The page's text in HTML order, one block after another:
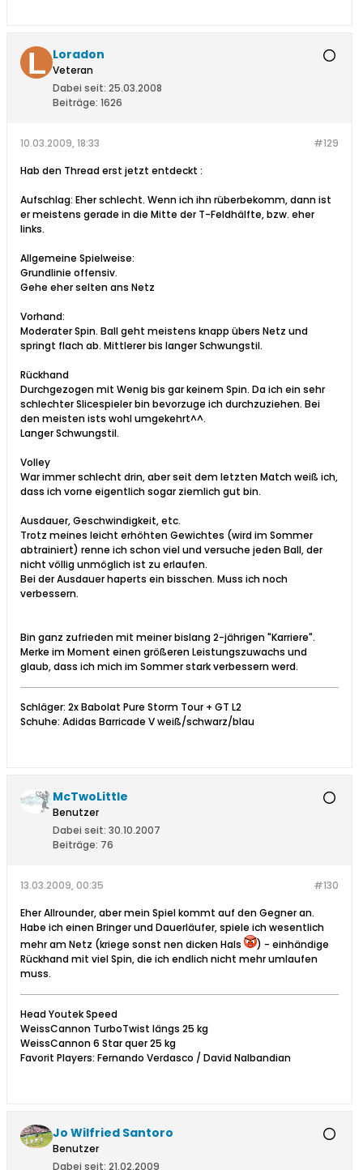
Loradon
Veteran
Dabei seit: 25.03.2008
Beiträge: 1626
#129
10.03.2009, 18:33
Hab den Thread erst jetzt entdeckt :
Aufschlag: Eher schlecht. Wenn ich ihn rüberbekomm, dann ist
er meistens gerade in die Mitte der T-Feldhälfte, bzw. eher
links.
Allgemeine Spielweise:
Grundlinie offensiv.
Gehe eher selten ans Netz
Vorhand:
Moderater Spin. Ball geht meistens knapp übers Netz und
springt flach ab. Mittlerer bis langer Schwungstil.
Rückhand
Durchgezogen mit Wenig bis gar keinem Spin. Da ich ein sehr
schlechter Slicespieler bin bevorzuge ich durchzuziehen. Bei
den meisten ists wohl umgekehrt^^.
Langer Schwungstil.
Volley
War immer schlecht drin, aber seit dem letzten Match weiß ich,
dass ich vorne eigentlich sogar ziemlich gut bin.
Ausdauer, Geschwindigkeit, etc.
Trotz meines leicht erhöhten Gewichtes (wird im Sommer
abtrainiert) renne ich schon viel und versuche jeden Ball, der
nicht völlig unmöglich ist zu erlaufen.
Bei der Ausdauer haperts ein bisschen. Muss ich noch
verbessern.
Bin ganz zufrieden mit meiner bislang 2-jährigen "Karriere".
Merke im Moment einen größeren Leistungszuwachs und
glaub, dass ich mich im Sommer stark verbessern werd.
Schläger: 2x Babolat Pure Storm Tour + GT L2
Schuhe: Adidas Barricade V weiß/schwarz/blau
McTwoLittle
Benutzer
Dabei seit: 30.10.2007
Beiträge: 76
#130
13.03.2009, 00:35
Eher Allrounder, aber mein Spiel kommt auf den Gegner an.
Habe ich einen Bringer und Dauerläufer, spiele ich wesentlich
mehr am Netz (kriege sonst nen dicken Hals
) - einhändige
Rückhand mit viel Spin, die ich endlich nicht mehr umlaufen
muss.
Head Youtek Speed
WeissCannon TurboTwist längs 25 kg
WeissCannon 6 Star quer 25 kg
Favorit Players: Fernando Verdasco / David Nalbandian
Jo Wilfried Santoro
Benutzer
Dabei seit: 21.02.2009